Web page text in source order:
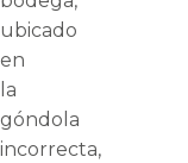
ubicado
en
la
góndola
incorrecta,